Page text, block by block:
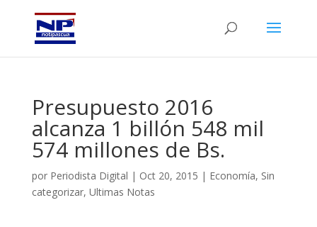
Presupuesto 2016
alcanza 1 billón 548 mil
574 millones de Bs.
por Periodista Digital | Oct 20, 2015 | Economía, Sin
categorizar, Ultimas Notas